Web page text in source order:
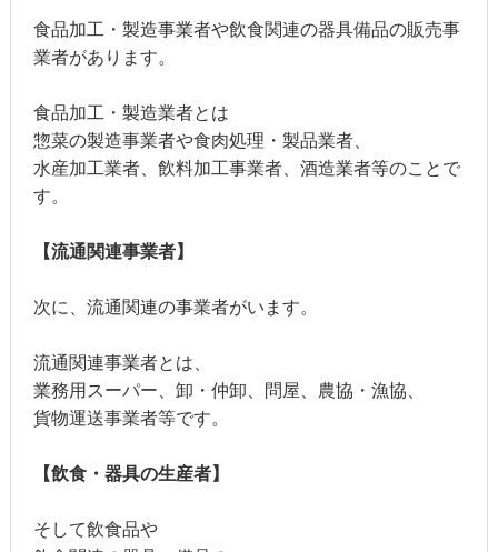
食品加工・製造事業者や飲食関連の器具備品の販売事
業者があります。
食品加工・製造業者とは
惣菜の製造事業者や食肉処理・製品業者、
水産加工業者、飲料加工事業者、酒造業者等のことで
す。
【流通関連事業者】
次に、流通関連の事業者がいます。
流通関連事業者とは、
業務用スーパー、卸・仲卸、問屋、農協・漁協、
貨物運送事業者等です。
【飲食・器具の生産者】
そして飲食品や